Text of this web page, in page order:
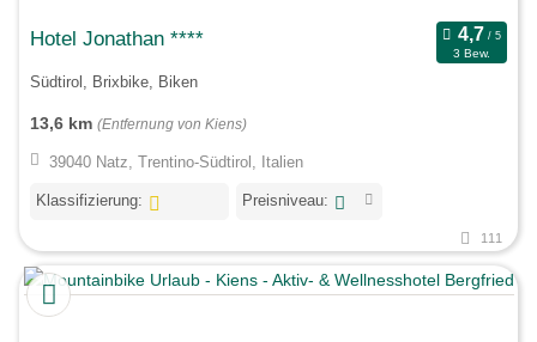
Hotel Jonathan ****
3 Bew.
Südtirol, Brixbike, Biken
13,6 km (Entfernung von Kiens)
39040 Natz, Trentino-Südtirol, Italien
Klassifizierung: Preisniveau:
111